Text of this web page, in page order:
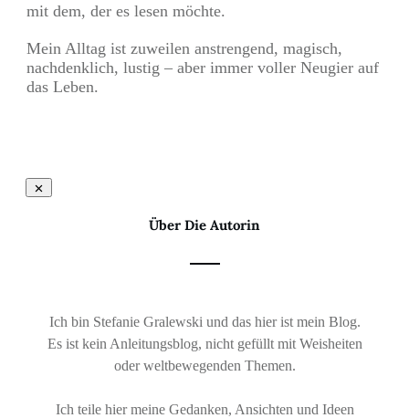
mit dem, der es lesen möchte.
Mein Alltag ist zuweilen anstrengend, magisch,
nachdenklich, lustig – aber immer voller Neugier auf
das Leben.
Über Die Autorin
Ich bin Stefanie Gralewski und das hier ist mein Blog.
Es ist kein Anleitungsblog, nicht gefüllt mit Weisheiten
oder weltbewegenden Themen.
Ich teile hier meine Gedanken, Ansichten und Ideen